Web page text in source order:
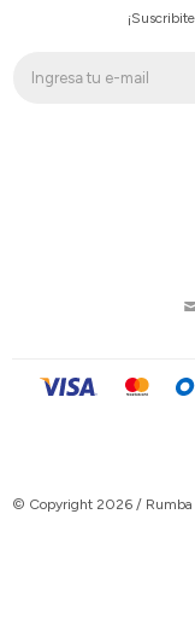
© Copyright 2026 / Rumba